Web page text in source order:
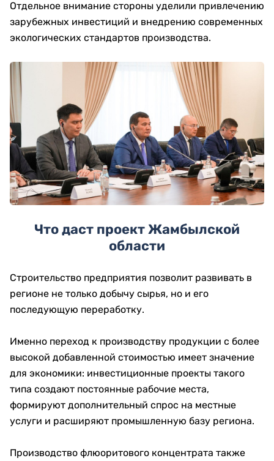
Отдельное внимание стороны уделили привлечению
зарубежных инвестиций и внедрению современных
экологических стандартов производства.
Что даст проект Жамбылской
области
Строительство предприятия позволит развивать в
регионе не только добычу сырья, но и его
последующую переработку.
Именно переход к производству продукции с более
высокой добавленной стоимостью имеет значение
для экономики: инвестиционные проекты такого
типа создают постоянные рабочие места,
формируют дополнительный спрос на местные
услуги и расширяют промышленную базу региона.
Производство флюоритового концентрата также